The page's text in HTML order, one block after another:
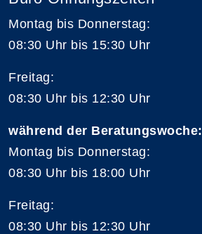
Montag bis Donnerstag:
08:30 Uhr bis 15:30 Uhr
Freitag:
08:30 Uhr bis 12:30 Uhr
während der Beratungswoche:
Montag bis Donnerstag:
08:30 Uhr bis 18:00 Uhr
Freitag:
08:30 Uhr bis 12:30 Uhr